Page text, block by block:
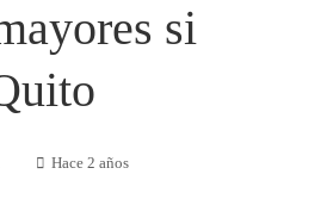
si
Hace 2 años